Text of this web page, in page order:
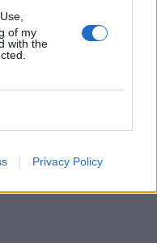
of my
with the
Privacy Policy
e comunità.